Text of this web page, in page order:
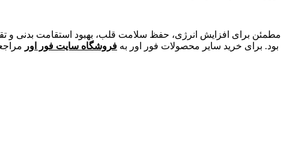
برای خرید سایر محصولات فور اور به فروشگاه سایت فور اور